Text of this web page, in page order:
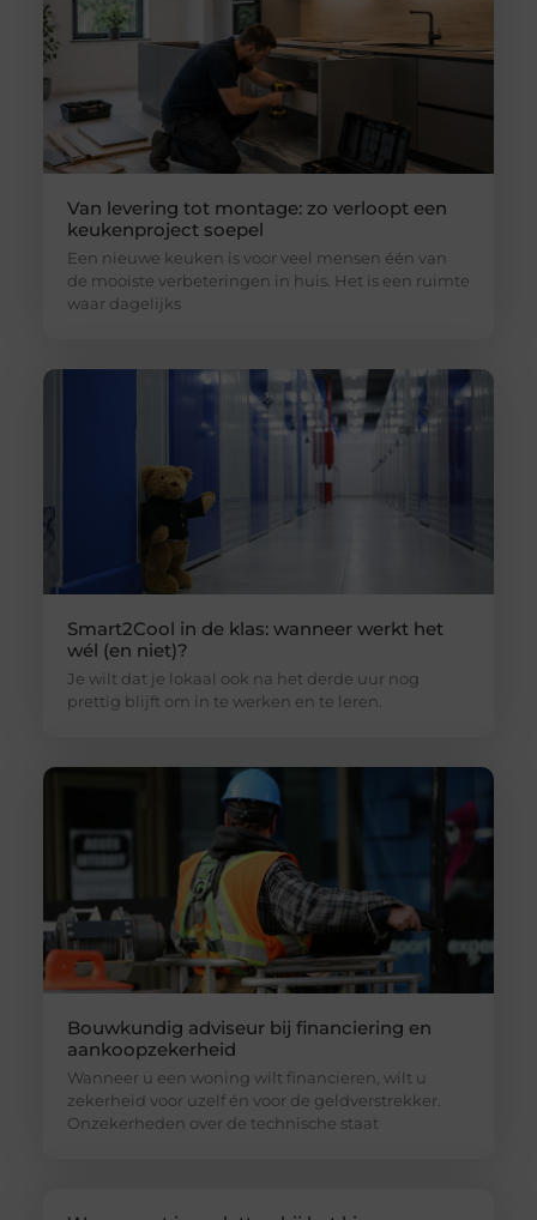
Van levering tot montage: zo verloopt een
keukenproject soepel
Een nieuwe keuken is voor veel mensen één van
de mooiste verbeteringen in huis. Het is een ruimte
waar dagelijks
Smart2Cool in de klas: wanneer werkt het
wél (en niet)?
Je wilt dat je lokaal ook na het derde uur nog
prettig blijft om in te werken en te leren.
Bouwkundig adviseur bij financiering en
aankoopzekerheid
Wanneer u een woning wilt financieren, wilt u
zekerheid voor uzelf én voor de geldverstrekker.
Onzekerheden over de technische staat